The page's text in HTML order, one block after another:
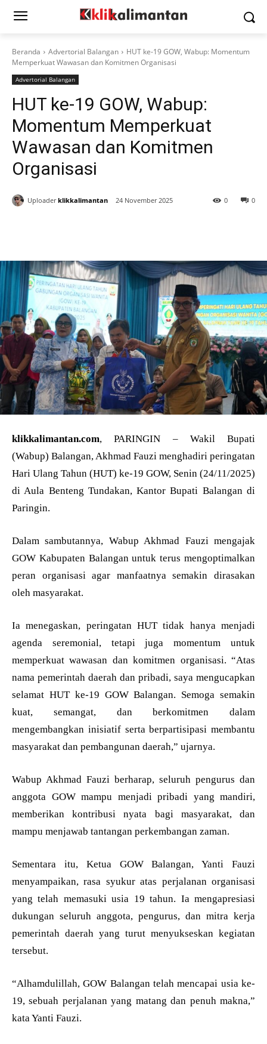
Beranda Advertorial Balangan
HUT ke-19 GOW, Wabup: Momentum
Memperkuat Wawasan dan Komitmen Organisasi
Advertorial Balangan
HUT ke-19 GOW, Wabup:
Momentum Memperkuat
Wawasan dan Komitmen
Organisasi
Uploader klikkalimantan 24 November 2025 0
0
klikkalimantan.com, PARINGIN – Wakil Bupati
(Wabup) Balangan, Akhmad Fauzi menghadiri peringatan
Hari Ulang Tahun (HUT) ke-19 GOW, Senin (24/11/2025)
di Aula Benteng Tundakan, Kantor Bupati Balangan di
Paringin.
Dalam sambutannya, Wabup Akhmad Fauzi mengajak
GOW Kabupaten Balangan untuk terus mengoptimalkan
peran organisasi agar manfaatnya semakin dirasakan
oleh masyarakat.
Ia menegaskan, peringatan HUT tidak hanya menjadi
agenda seremonial, tetapi juga momentum untuk
memperkuat wawasan dan komitmen organisasi. “Atas
nama pemerintah daerah dan pribadi, saya mengucapkan
selamat HUT ke-19 GOW Balangan. Semoga semakin
kuat, semangat, dan berkomitmen dalam
mengembangkan inisiatif serta berpartisipasi membantu
masyarakat dan pembangunan daerah,” ujarnya.
Wabup Akhmad Fauzi berharap, seluruh pengurus dan
anggota GOW mampu menjadi pribadi yang mandiri,
memberikan kontribusi nyata bagi masyarakat, dan
mampu menjawab tantangan perkembangan zaman.
Sementara itu, Ketua GOW Balangan, Yanti Fauzi
menyampaikan, rasa syukur atas perjalanan organisasi
yang telah memasuki usia 19 tahun. Ia mengapresiasi
dukungan seluruh anggota, pengurus, dan mitra kerja
pemerintah daerah yang turut menyukseskan kegiatan
tersebut.
“Alhamdulillah, GOW Balangan telah mencapai usia ke-
19, sebuah perjalanan yang matang dan penuh makna,”
kata Yanti Fauzi.